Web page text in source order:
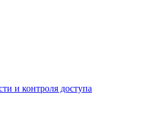
и контроля доступа